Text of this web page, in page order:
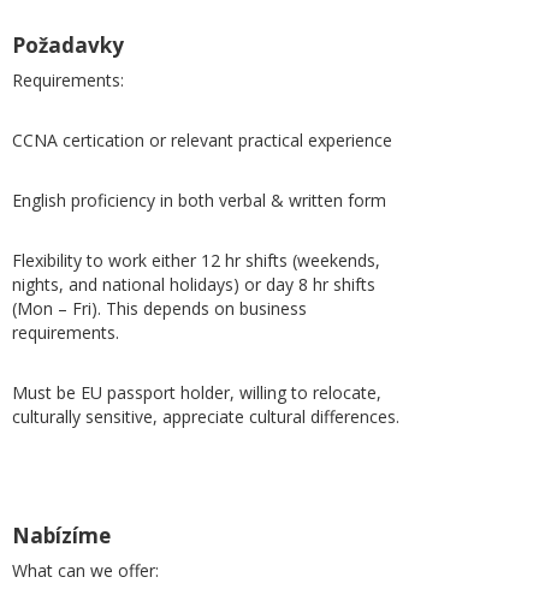
Požadavky
Requirements:
CCNA certication or relevant practical experience
English proficiency in both verbal & written form
Flexibility to work either 12 hr shifts (weekends,
nights, and national holidays) or day 8 hr shifts
(Mon – Fri). This depends on business
requirements.
Must be EU passport holder, willing to relocate,
culturally sensitive, appreciate cultural differences.
Nabízíme
What can we offer: